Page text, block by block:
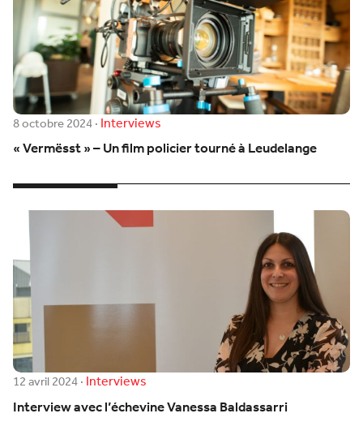
8 octobre 2024·Interviews
« Vermësst » – Un film policier tourné à Leudelange
12 avril 2024·Interviews
Interview avec l’échevine Vanessa Baldassarri